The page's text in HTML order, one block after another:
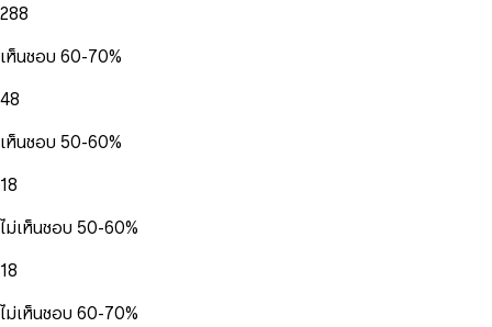
288
เห็นชอบ 60-70%
48
เห็นชอบ 50-60%
18
ไม่เห็นชอบ 50-60%
18
ไม่เห็นชอบ 60-70%